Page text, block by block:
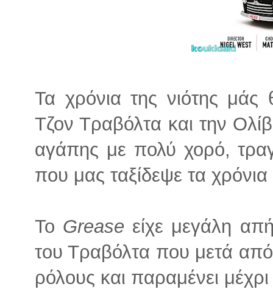
Τα χρόνια της νιότης μάς
Τζον Τραβόλτα και την
αγάπης με πολύ χορό,
που μας ταξίδεψε τα
Το Grease είχε μεγάλη
του Τραβόλτα που μετά
ρόλους και παραμένει